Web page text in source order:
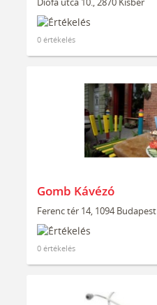
0 értékelés
Gomb Kávézó
Ferenc tér 14, 1094 Budapest
0 értékelés